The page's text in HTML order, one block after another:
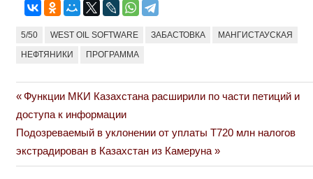
5/50 WEST OIL SOFTWARE ЗАБАСТОВКА МАНГИСТАУСКАЯ
НЕФТЯНИКИ ПРОГРАММА
Навигация
по
записям
Previous
Post:
Функции МКИ Казахстана расширили по части петиций и
доступа к информации
Next
Post:
Подозреваемый в уклонении от уплаты Т720 млн налогов
экстрадирован в Казахстан из Камеруна